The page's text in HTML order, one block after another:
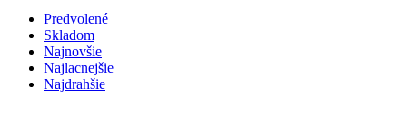
Predvolené
Skladom
Najnovšie
Najlacnejšie
Najdrahšie